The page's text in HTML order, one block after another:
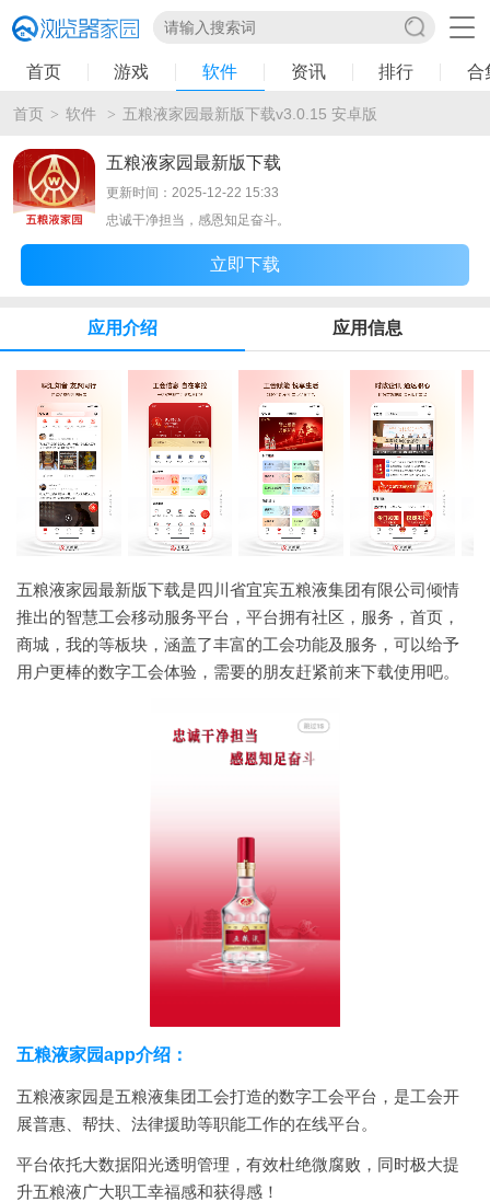
首页 游戏 软件 资讯 排行 合
首页 > 软件 > 五粮液家园最新版下载v3.0.15 安卓版
五粮液家园最新版下载
更新时间：2025-12-22 15:33
忠诚干净担当，感恩知足奋斗。
立即下载
应用介绍 应用信息
五粮液家园最新版下载是四川省宜宾五粮液集团有限公司倾情
推出的智慧工会移动服务平台，平台拥有社区，服务，首页，
商城，我的等板块，涵盖了丰富的工会功能及服务，可以给予
用户更棒的数字工会体验，需要的朋友赶紧前来下载使用吧。
五粮液家园app介绍：
五粮液家园是五粮液集团工会打造的数字工会平台，是工会开
展普惠、帮扶、法律援助等职能工作的在线平台。
平台依托大数据阳光透明管理，有效杜绝微腐败，同时极大提
升五粮液广大职工幸福感和获得感！